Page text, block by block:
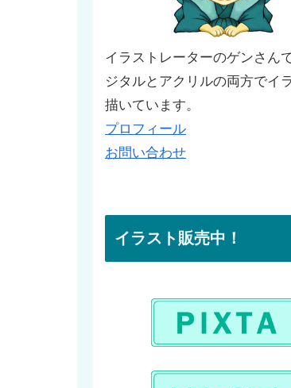
イラストレーターのゲンさん
ジタルとアクリルの両方でイ
描いています。
プロフィール
お問い合わせ
イラスト販売中！